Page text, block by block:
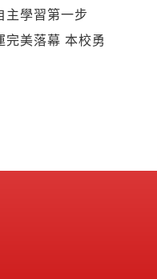
主學習第一步
美落幕 本校勇